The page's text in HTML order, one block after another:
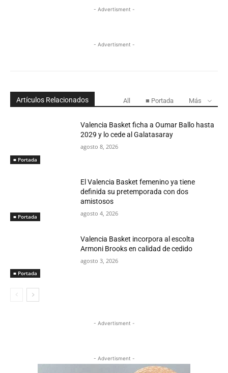
- Advertisment -
- Advertisment -
Artículos Relacionados All ■ Portada Más
■ Portada
Valencia Basket ficha a Oumar Ballo hasta
2029 y lo cede al Galatasaray
agosto 8, 2026
■ Portada
El Valencia Basket femenino ya tiene
definida su pretemporada con dos
amistosos
agosto 4, 2026
■ Portada
Valencia Basket incorpora al escolta
Armoni Brooks en calidad de cedido
agosto 3, 2026
- Advertisment -
- Advertisment -